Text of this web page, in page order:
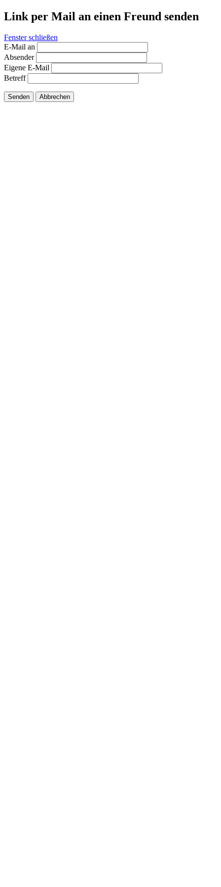
Link per Mail an einen Freund senden
Fenster schließen
E-Mail an
Absender
Eigene E-Mail
Betreff
Senden Abbrechen